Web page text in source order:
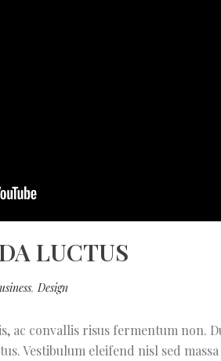
LUCTUS
, Design
ac convallis risus fermentum non.
Vestibulum eleifend nisl sed